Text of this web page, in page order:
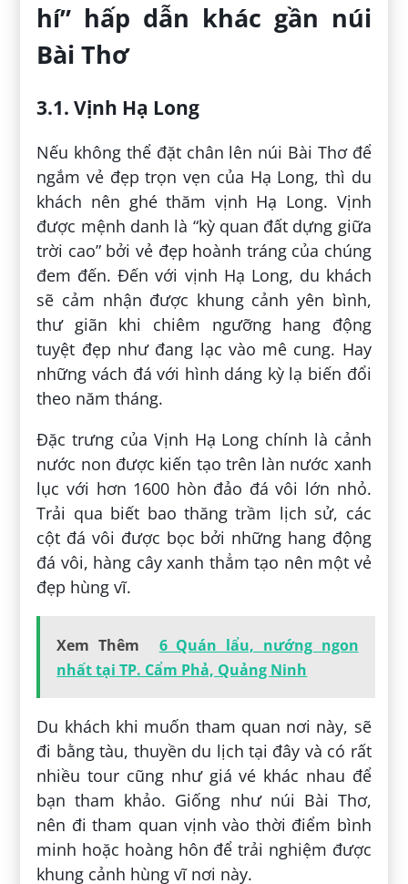
hí” hấp dẫn khác gần núi
Bài Thơ
3.1. Vịnh Hạ Long
Nếu không thể đặt chân lên núi Bài Thơ để
ngắm vẻ đẹp trọn vẹn của Hạ Long, thì du
khách nên ghé thăm vịnh Hạ Long. Vịnh
được mệnh danh là “kỳ quan đất dựng giữa
trời cao” bởi vẻ đẹp hoành tráng của chúng
đem đến. Đến với vịnh Hạ Long, du khách
sẽ cảm nhận được khung cảnh yên bình,
thư giãn khi chiêm ngưỡng hang động
tuyệt đẹp như đang lạc vào mê cung. Hay
những vách đá với hình dáng kỳ lạ biến đổi
theo năm tháng.
Đặc trưng của Vịnh Hạ Long chính là cảnh
nước non được kiến tạo trên làn nước xanh
lục với hơn 1600 hòn đảo đá vôi lớn nhỏ.
Trải qua biết bao thăng trầm lịch sử, các
cột đá vôi được bọc bởi những hang động
đá vôi, hàng cây xanh thẳm tạo nên một vẻ
đẹp hùng vĩ.
Xem Thêm
6 Quán lẩu, nướng ngon
nhất tại TP. Cẩm Phả, Quảng Ninh
Du khách khi muốn tham quan nơi này, sẽ
đi bằng tàu, thuyền du lịch tại đây và có rất
nhiều tour cũng như giá vé khác nhau để
bạn tham khảo. Giống như núi Bài Thơ,
nên đi tham quan vịnh vào thời điểm bình
minh hoặc hoàng hôn để trải nghiệm được
khung cảnh hùng vĩ nơi này.